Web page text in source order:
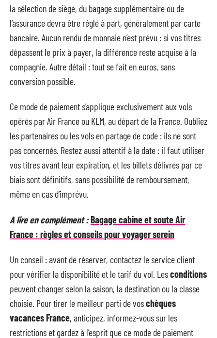
la sélection de siège, du bagage supplémentaire ou de
l’assurance devra être réglé à part, généralement par carte
bancaire. Aucun rendu de monnaie n’est prévu : si vos titres
dépassent le prix à payer, la différence reste acquise à la
compagnie. Autre détail : tout se fait en euros, sans
conversion possible.
Ce mode de paiement s’applique exclusivement aux vols
opérés par Air France ou KLM, au départ de la France. Oubliez
les partenaires ou les vols en partage de code : ils ne sont
pas concernés. Restez aussi attentif à la date : il faut utiliser
vos titres avant leur expiration, et les billets délivrés par ce
biais sont définitifs, sans possibilité de remboursement,
même en cas d’imprévu.
A lire en complément :Bagage cabine et soute Air
France : règles et conseils pour voyager serein
Un conseil : avant de réserver, contactez le service client
pour vérifier la disponibilité et le tarif du vol. Lesconditions
peuvent changer selon la saison, la destination ou la classe
choisie. Pour tirer le meilleur parti de voschèques
vacances France, anticipez, informez-vous sur les
restrictions et gardez à l’esprit que ce mode de paiement